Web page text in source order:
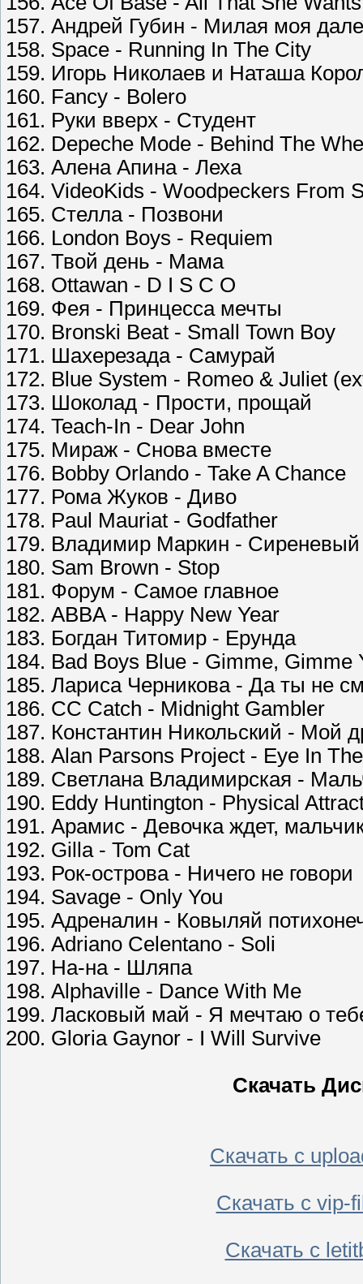
157. Андрей Губин - Милая моя
158. Space - Running In The City
159. Игорь Николаев и Наташа
160. Fancy - Bolero
161. Руки вверх - Студент
162. Depeche Mode - Behind The
163. Алена Апина - Леха
164. VideoKids - Woodpeckers From
165. Стелла - Позвони
166. London Boys - Requiem
167. Твой день - Мама
168. Ottawan - D I S C O
169. Фея - Принцесса мечты
170. Bronski Beat - Small Town Boy
171. Шахерезада - Самурай
172. Blue System - Romeo & Juliet
173. Шоколад - Прости, прощай
174. Teach-In - Dear John
175. Мираж - Снова вместе
176. Bobby Orlando - Take A Chance
177. Рома Жуков - Диво
178. Paul Mauriat - Godfather
179. Владимир Маркин - Сиреневый
180. Sam Brown - Stop
181. Форум - Самое главное
182. ABBA - Happy New Year
183. Богдан Титомир - Ерунда
184. Bad Boys Blue - Gimme, Gimme
185. Лариса Черникова - Да ты не
186. CC Catch - Midnight Gambler
187. Константин Никольский - Мой
188. Alan Parsons Project - Eye In
189. Светлана Владимирская -
190. Eddy Huntington - Physical
191. Арамис - Девочка ждет,
192. Gilla - Tom Cat
193. Рок-острова - Ничего не говори
194. Savage - Only You
195. Адреналин - Ковыляй
196. Adriano Celentano - Soli
197. На-на - Шляпа
198. Alphaville - Dance With Me
199. Ласковый май - Я мечтаю о
200. Gloria Gaynor - I Will Survive
Скачать
Скачать с
Скачать с
Скачать с